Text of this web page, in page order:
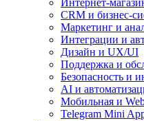
Интернет-
CRM и бизнес-
Маркетинг и
Интеграции и
Дизайн и UX/UI
Поддержка и
Безопасность и
AI и
Мобильная и
Telegram Mini